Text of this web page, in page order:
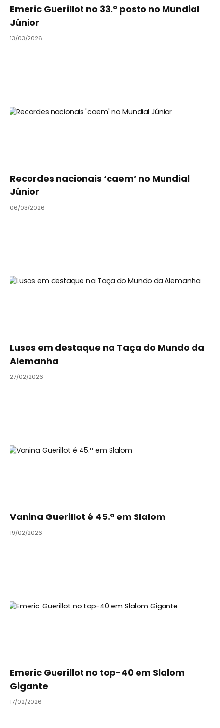
Emeric Guerillot no 33.º posto no Mundial
Júnior
13/03/2026
Recordes nacionais ‘caem’ no Mundial
Júnior
06/03/2026
Lusos em destaque na Taça do Mundo da
Alemanha
27/02/2026
Vanina Guerillot é 45.ª em Slalom
19/02/2026
Emeric Guerillot no top-40 em Slalom
Gigante
17/02/2026